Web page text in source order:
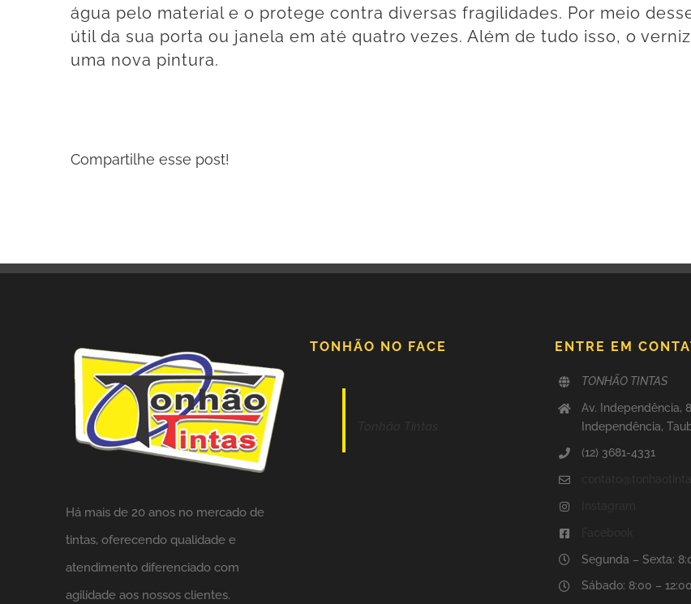
água pelo material e o protege contra diversas fragilidades. Por meio
útil da sua porta ou janela em até quatro vezes. Além de tudo isso, o
uma nova pintura.
Compartilhe esse post!
Há mais de 20 anos no mercado de
tintas, oferecendo qualidade e
atendimento diferenciado com
agilidade aos nossos clientes.
TONHÃO NO FACE ENTRE EM
TONHÃO TINTAS
Av. Independência,
Independência,
(12) 3681-4331
Segunda – Sexta:
Sábado: 8:00 –